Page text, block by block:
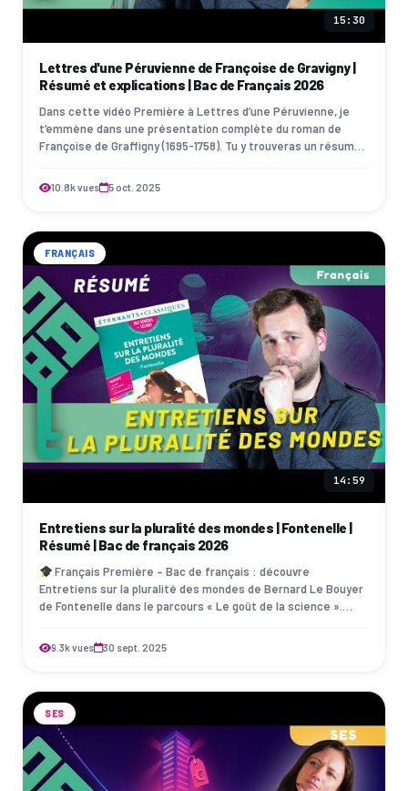
15:30
Lettres d'une Péruvienne de Françoise de Gravigny |
Résumé et explications | Bac de Français 2026
Dans cette vidéo Première à Lettres d’une Péruvienne, je
t’emmène dans une présentation complète du roman de
Françoise de Graffigny (1695-1758). Tu y trouveras un résumé
10.8k vues 5 oct. 2025
FRANÇAIS
14:59
Entretiens sur la pluralité des mondes | Fontenelle |
Résumé | Bac de français 2026
Français Première – Bac de français : découvre
Entretiens sur la pluralité des mondes de Bernard Le Bouyer
de Fontenelle dans le parcours « Le goût de la science ».
9.3k vues 30 sept. 2025
SES